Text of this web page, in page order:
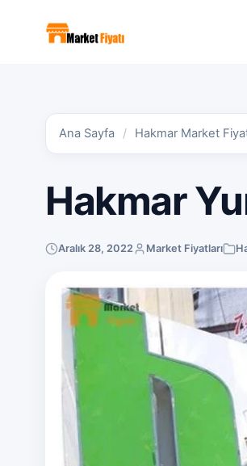
Ana Sayfa Hakmar Market
Hakmar
Aralık 28, 2022 Market Fiyatları